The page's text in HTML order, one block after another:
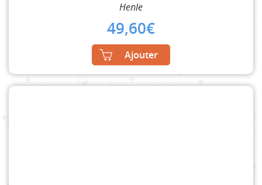
Henle
49,60€
Ajouter